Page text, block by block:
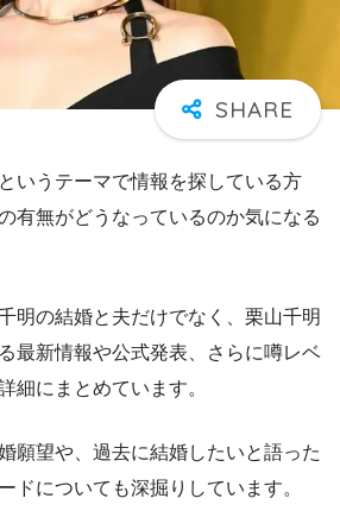
いうテーマで情報を探している方
有無がどうなっているのか気になる
明の結婚と夫だけでなく、栗山千明
最新情報や公式発表、さらに噂レベ
細にまとめています。
願望や、過去に結婚したいと語った
ドについても深掘りしています。